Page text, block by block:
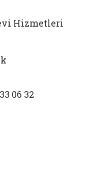
Hizmetleri
06 32